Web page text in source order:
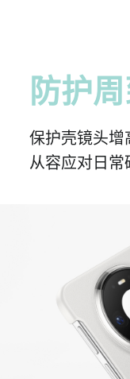
防护周
保护壳镜头增
从容应对日常